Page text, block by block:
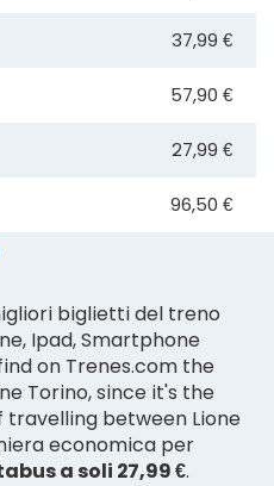
37,99 €
57,90 €
27,99 €
96,50 €
biglietti del treno
Ipad, Smartphone
on Trenes.com the
Torino, since it's the
between Lione
economica per
a soli 27,99 €.